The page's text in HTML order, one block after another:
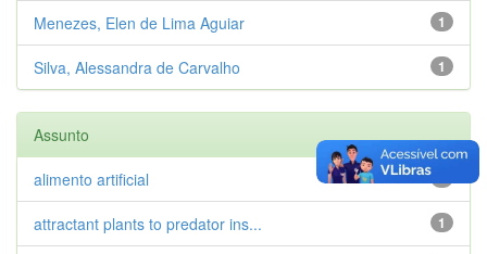
1
Menezes, Elen de Lima Aguiar
1
Silva, Alessandra de Carvalho
Assunto
alimento artificial
1
attractant plants to predator ins...